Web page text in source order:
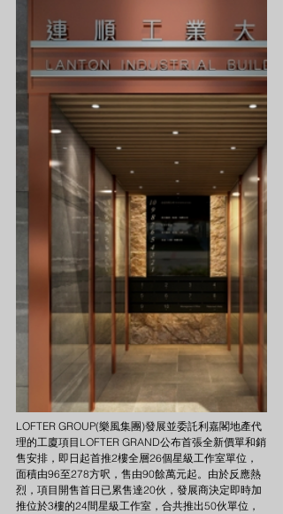
LOFTER GROUP(樂風集團)發展並委託利嘉閣地產代
理的工廈項目LOFTER GRAND公布首張全新價單和銷
售安排，即日起首推2樓全層26個星級工作室單位，
面積由96至278方呎，售由90餘萬元起。由於反應熱
烈，項目開售首日已累售達20伙，發展商決定即時加
推位於3樓的24間星級工作室，合共推出50伙單位，